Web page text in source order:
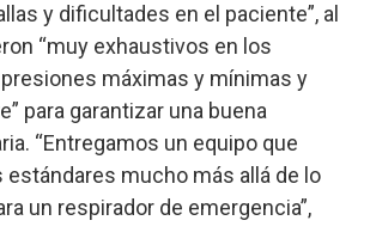
y dificultades en el paciente”, al
“muy exhaustivos en los
máximas y mínimas y
para garantizar una buena
“Entregamos un equipo que
mucho más allá de lo
un respirador de emergencia”,